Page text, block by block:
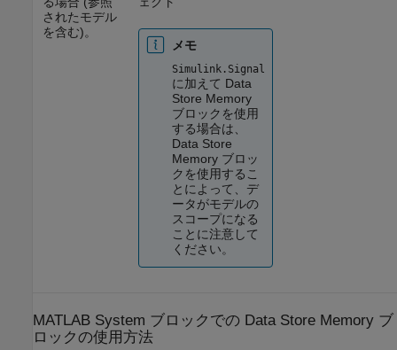
されたモデル
を含む)。
メモ
Simulink.Signal
に加えて Data
Store Memory
ブロックを使用
する場合は、
Data Store
Memoryブロッ
クを使用するこ
とによって、デ
ータがモデルの
スコープになる
ことに注意して
ください。
MATLAB System ブロックでの Data Store Memory ブ
ロックの使用方法